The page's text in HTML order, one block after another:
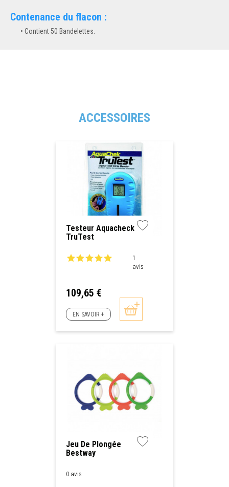
Contenance du flacon :
Contient 50 Bandelettes.
ACCESSOIRES
Testeur Aquacheck
TruTest
1
avis
Prix
109,65 €
EN SAVOIR +
Jeu De Plongée
Bestway
0 avis